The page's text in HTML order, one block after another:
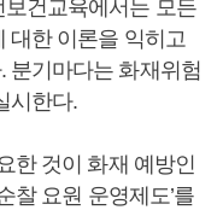
건교육에서는 모든
대한 이론을 익히고
분기마다는 화재위험
시한다.
한 것이 화재 예방인
찰 요원 운영제도’를